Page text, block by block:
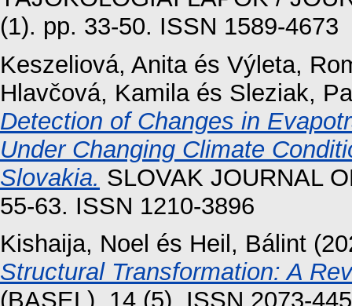
(1). pp. 33-50. ISSN 1589-4673
Keszeliová, Anitaés Výleta,
Hlavčová, Kamilaés Sleziak,
Detection of Changes in
Under Changing Climate
Slovakia. SLOVAK JOURNAL
55-63. ISSN 1210-3896
Kishaija, Noel és Heil, Bálint
Structural Transformation: A
(BASEL), 14 (5). ISSN 2073-